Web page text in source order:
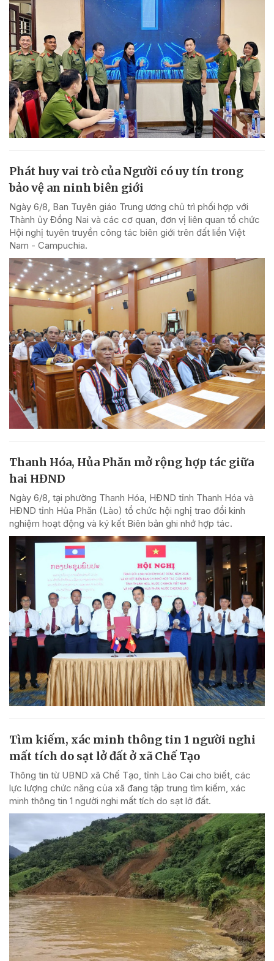
Phát huy vai trò của Người có uy tín trong
bảo vệ an ninh biên giới
Ngày 6/8, Ban Tuyên giáo Trung ương chủ trì phối hợp với
Thành ủy Đồng Nai và các cơ quan, đơn vị liên quan tổ chức
Hội nghị tuyên truyền công tác biên giới trên đất liền Việt
Nam - Campuchia.
Thanh Hóa, Hủa Phăn mở rộng hợp tác giữa
hai HĐND
Ngày 6/8, tại phường Thanh Hóa, HĐND tỉnh Thanh Hóa và
HĐND tỉnh Hủa Phăn (Lào) tổ chức hội nghị trao đổi kinh
nghiệm hoạt động và ký kết Biên bản ghi nhớ hợp tác.
Tìm kiếm, xác minh thông tin 1 người nghi
mất tích do sạt lở đất ở xã Chế Tạo
Thông tin từ UBND xã Chế Tạo, tỉnh Lào Cai cho biết, các
lực lượng chức năng của xã đang tập trung tìm kiếm, xác
minh thông tin 1 người nghi mất tích do sạt lở đất.